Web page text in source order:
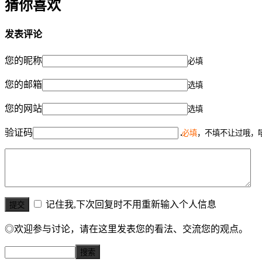
猜你喜欢
发表评论
您的昵称 必填
您的邮箱 选填
您的网站 选填
验证码 必填，不填不让过哦，
记住我,下次回复时不用重新输入个人信息
◎欢迎参与讨论，请在这里发表您的看法、交流您的观点。